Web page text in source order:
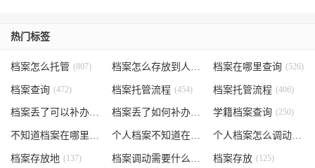
热门标签
档案怎么托管 (807) (535)
档案在哪里查询 (526)
档案查询 (472) 档案托管流程 (454) 档案托管流程 (406)
档案丢了可以补办吗 (371) 档案丢了如何补办 学籍档案查询 (250)
不知道档案在哪里 个人档案不知道在哪儿 (191) 个人档案怎么调动
档案存放地 (137) 档案调动需要什么手续 (130)
档案存放 (125)